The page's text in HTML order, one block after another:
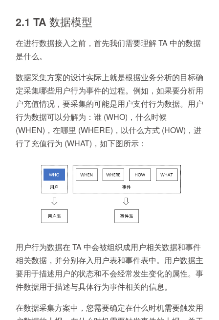
2.1 TA 数据模型
在进行数据接入之前，首先我们需要理解 TA 中的数据
是什么。
数据采集方案的设计实际上就是根据业务分析的目标确
定采集哪些用户行为事件的过程。例如，如果要分析用
户充值情况，要采集的可能是用户支付行为数据。用户
行为数据可以分解为：谁 (WHO)，什么时候
(WHEN)，在哪里 (WHERE)，以什么方式 (HOW)，进
行了充值行为 (WHAT)，如下图所示：
用户行为数据在 TA 中会被组织成用户相关数据和事件
相关数据，并分别存入用户表和事件表中。用户数据主
要用于描述用户的状态和不会经常发生变化的属性。事
件数据用于描述与具体行为事件相关的信息。
在数据采集方案中，您需要确定在什么时机需要触发用